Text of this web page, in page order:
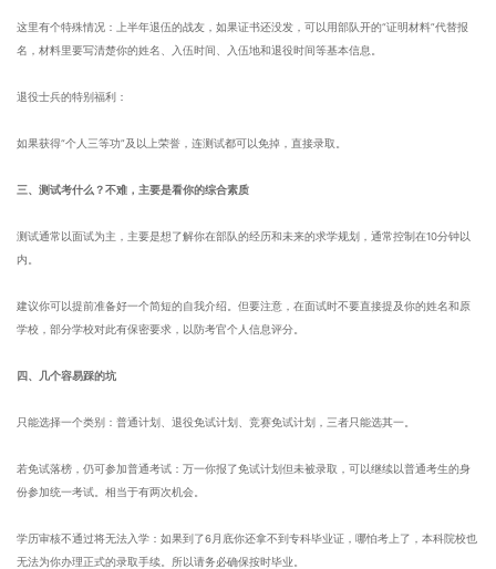
这里有个特殊情况：上半年退伍的战友，如果证书还没发，可以用部队开的“证明材料”代替报
名，材料里要写清楚你的姓名、入伍时间、入伍地和退役时间等基本信息。
退役士兵的特别福利：
如果获得“个人三等功”及以上荣誉，连测试都可以免掉，直接录取。
三、测试考什么？不难，主要是看你的综合素质
测试通常以面试为主，主要是想了解你在部队的经历和未来的求学规划，通常控制在10分钟以
内。
建议你可以提前准备好一个简短的自我介绍。但要注意，在面试时不要直接提及你的姓名和原
学校，部分学校对此有保密要求，以防考官个人信息评分。
四、几个容易踩的坑
只能选择一个类别：普通计划、退役免试计划、竞赛免试计划，三者只能选其一。
若免试落榜，仍可参加普通考试：万一你报了免试计划但未被录取，可以继续以普通考生的身
份参加统一考试。相当于有两次机会。
学历审核不通过将无法入学：如果到了6月底你还拿不到专科毕业证，哪怕考上了，本科院校也
无法为你办理正式的录取手续。所以请务必确保按时毕业。